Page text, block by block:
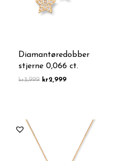
Diamantøredobber
stjerne 0,066 ct.
kr3,999 kr2,999